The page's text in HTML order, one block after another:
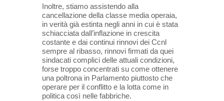
Inoltre, stiamo assistendo alla
cancellazione della classe media operaia,
in verità già estinta negli anni in cui è stata
schiacciata dall’inflazione in crescita
costante e dai continui rinnovi dei Ccnl
sempre al ribasso, rinnovi firmati da quei
sindacati complici delle attuali condizioni,
forse troppo concentrati su come ottenere
una poltrona in Parlamento piuttosto che
operare per il conflitto e la lotta come in
politica così nelle fabbriche.